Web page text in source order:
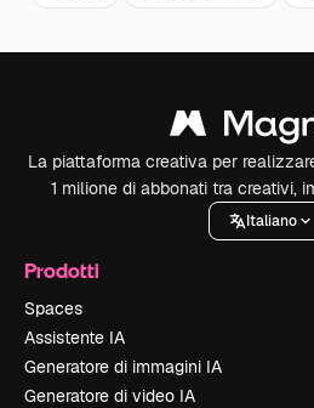
La piattaforma creativa per
1 milione di abbonati tra creativi,
Italiano
Prodotti
Spaces
Assistente IA
Generatore di immagini IA
Generatore di video IA